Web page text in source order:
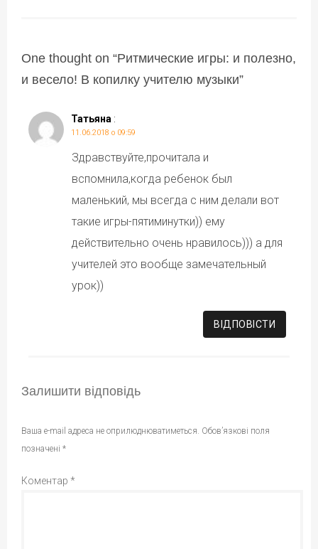
One thought on “Ритмические игры: и полезно,
и весело! В копилку учителю музыки”
Татьяна :
11.06.2018 о 09:59
Здравствуйте,прочитала и
вспомнила,когда ребенок был
маленький, мы всегда с ним делали вот
такие игры-пятиминутки)) ему
действительно очень нравилось))) а для
учителей это вообще замечательный
урок))
ВІДПОВІCТИ
Залишити відповідь
Ваша e-mail адреса не оприлюднюватиметься. Обов’язкові поля
позначені *
Коментар *